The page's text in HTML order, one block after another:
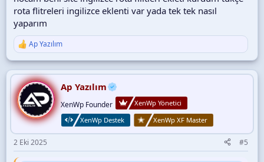
rota flitreleri ingilizce eklenti var yada tek tek nasıl
yaparım
T
p
k
i
l
e
r
Ap Yazılım
Ap Yazılım
XenWp Founder
XenWp Yönetici
XenWp Destek
XenWp XF Master
2 Eki 2025 #5